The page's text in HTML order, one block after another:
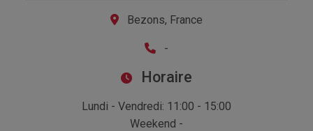
Bezons, France
-
Horaire
Lundi - Vendredi: 11:00 - 15:00
Weekend -